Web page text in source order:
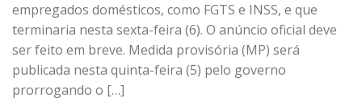
empregados domésticos, como FGTS e INSS, e que
terminaria nesta sexta-feira (6). O anúncio oficial deve
ser feito em breve. Medida provisória (MP) será
publicada nesta quinta-feira (5) pelo governo
prorrogando o […]